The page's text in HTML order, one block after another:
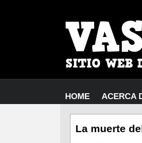
HOME ACERCA
La muerte